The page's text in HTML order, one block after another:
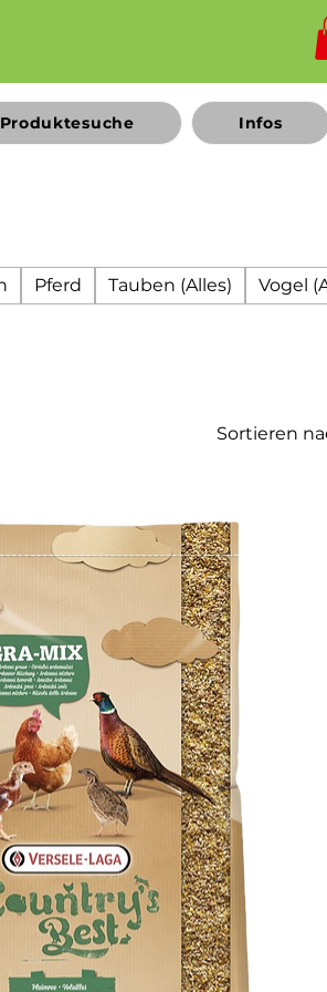
Produktesuche Infos
Pferd Tauben (Alles) Vogel
Sortieren